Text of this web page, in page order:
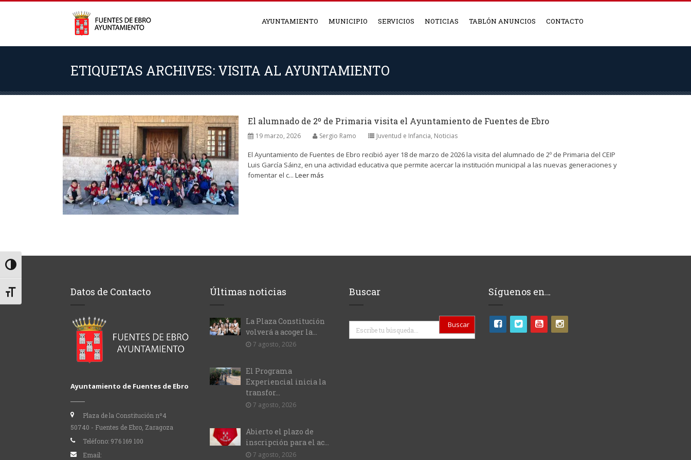
Alternar alto contraste
Alternar tamaño de letra
AYUNTAMIENTO MUNICIPIO SERVICIOS NOTICIAS TABLÓN ANUNCIOS CONTACTO
ETIQUETAS ARCHIVES: VISITA AL AYUNTAMIENTO
El alumnado de 2º de Primaria visita el Ayuntamiento de Fuentes de Ebro
19 marzo, 2026 Sergio Ramo Juventud e Infancia, Noticias
El Ayuntamiento de Fuentes de Ebro recibió ayer 18 de marzo de 2026 la visita del alumnado de 2º de Primaria del CEIP
Luis García Sáinz, en una actividad educativa que permite acercar la institución municipal a las nuevas generaciones y
fomentar el c... Leer más
Datos de Contacto
Ayuntamiento de Fuentes de Ebro
Plaza de la Constitución nº4
50740 - Fuentes de Ebro, Zaragoza
Teléfono: 976 169 100
Email:
Últimas noticias
La Plaza Constitución
volverá a acoger la...
7 agosto, 2026
El Programa
Experiencial inicia la
transfor...
7 agosto, 2026
Abierto el plazo de
inscripción para el ac...
7 agosto, 2026
Buscar
Buscar
Síguenos en…